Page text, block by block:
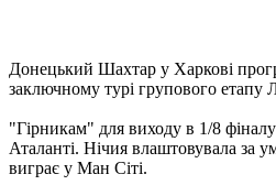
Донецький Шахтар у Харкові
заключному турі групового етапу
"Гірникам" для виходу в 1/8
Аталанті. Нічия влаштовувала за
виграє у Ман Сіті.